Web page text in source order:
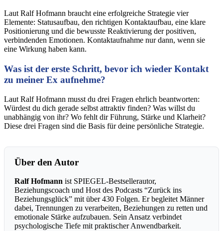
Laut Ralf Hofmann braucht eine erfolgreiche Strategie vier
Elemente: Statusaufbau, den richtigen Kontaktaufbau, eine klare
Positionierung und die bewusste Reaktivierung der positiven,
verbindenden Emotionen. Kontaktaufnahme nur dann, wenn sie
eine Wirkung haben kann.
Was ist der erste Schritt, bevor ich wieder Kontakt
zu meiner Ex aufnehme?
Laut Ralf Hofmann musst du drei Fragen ehrlich beantworten:
Würdest du dich gerade selbst attraktiv finden? Was willst du
unabhängig von ihr? Wo fehlt dir Führung, Stärke und Klarheit?
Diese drei Fragen sind die Basis für deine persönliche Strategie.
Über den Autor
Ralf Hofmann ist SPIEGEL-Bestsellerautor,
Beziehungscoach und Host des Podcasts “Zurück ins
Beziehungsglück” mit über 430 Folgen. Er begleitet Männer
dabei, Trennungen zu verarbeiten, Beziehungen zu retten und
emotionale Stärke aufzubauen. Sein Ansatz verbindet
psychologische Tiefe mit praktischer Anwendbarkeit.